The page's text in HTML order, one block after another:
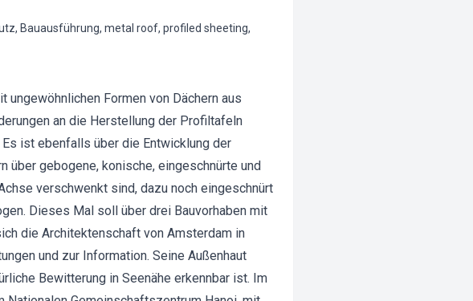
Bauausführung, metal roof, profiled sheeting,
Formen von Dächern aus
an die Herstellung der Profiltafeln
ist ebenfalls über die Entwicklung der
über gebogene, konische, eingeschnürte und
verschwenkt sind, dazu noch eingeschnürt
Dieses Mal soll über drei Bauvorhaben mit
die Architektenschaft von Amsterdam in
und zur Information. Seine Außenhaut
Bewitterung in Seenähe erkennbar ist. Im